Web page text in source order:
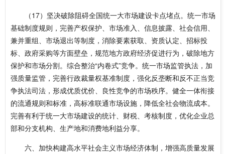
（17）坚决破除阻碍全国统一大市场建设卡点堵点。统一市场
基础制度规则，完善产权保护、市场准入、信息披露、社会信用、
兼并重组、市场退出等制度，消除要素获取、资质认定、招标投
标、政府采购等方面壁垒，规范地方政府经济促进行为，破除地方
保护和市场分割。综合整治“内卷式”竞争。统一市场监管执法，加
强质量监管，完善行政裁量权基准制度，强化反垄断和反不正当竞
争执法司法，形成优质优价、良性竞争的市场秩序。健全一体衔接
的流通规则和标准，高标准联通市场设施，降低全社会物流成本。
完善有利于统一大市场建设的统计、财税、考核制度，优化企业总
部和分支机构、生产地和消费地利益分享。
六、加快构建高水平社会主义市场经济体制，增强高质量发展